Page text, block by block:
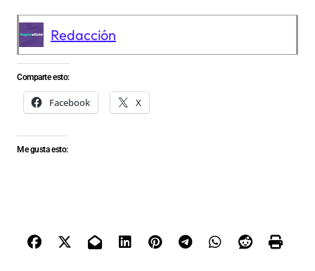
Redacción
Comparte esto:
Facebook X
Me gusta esto: